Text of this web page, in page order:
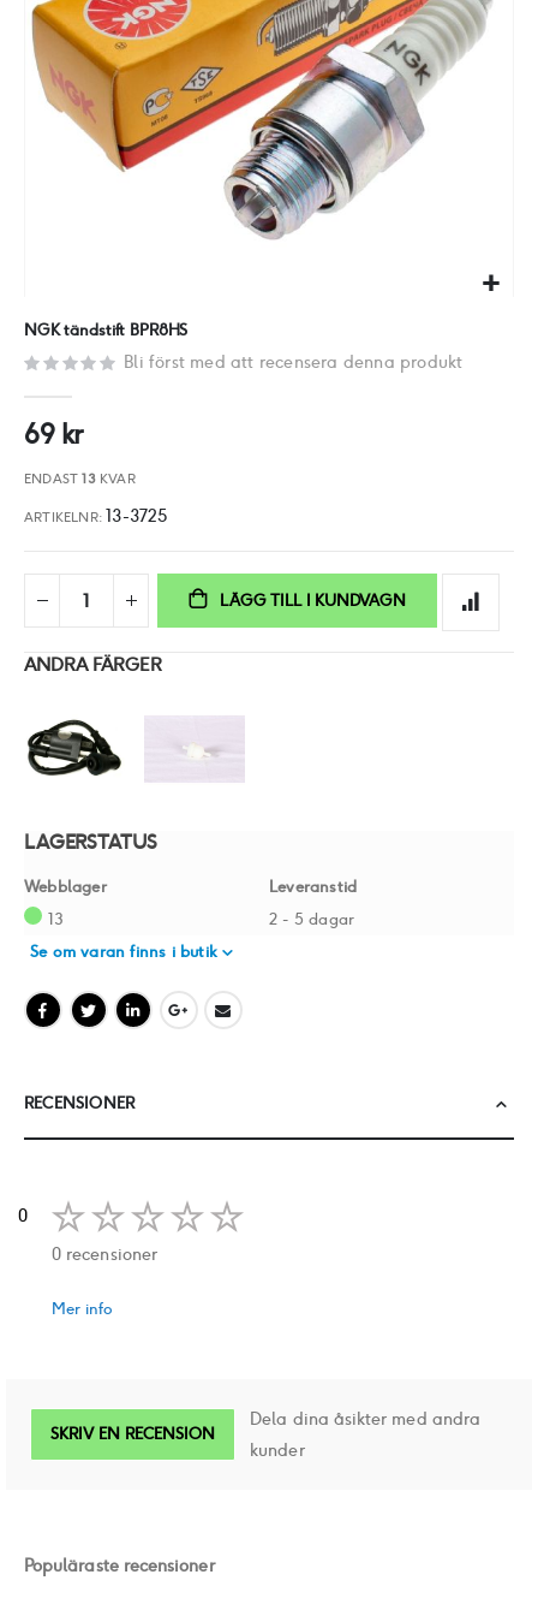
början
bildgalleriet
NGK tändstift BPR8HS
Bli först med att recensera denna produkt
69 kr
ENDAST13KVAR
ARTIKELNR 13-3725
LÄGG TILL I KUNDVAGN
ANDRA FÄRGER
LAGERSTATUS
Webblager
Leveranstid
13
2 - 5 dagar
Se om varan finns i butik
RECENSIONER
0
0 recensioner
Mer info
SKRIV EN RECENSION
Dela dina åsikter med andra
kunder
Populäraste recensioner